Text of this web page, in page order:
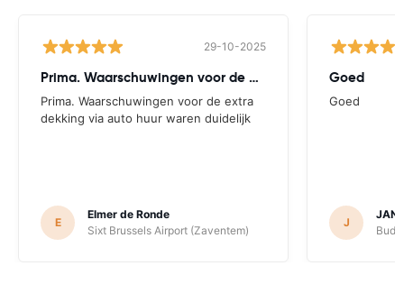
29-10-2025
Prima. Waarschuwingen voor de extra
Prima. Waarschuwingen voor de extra
dekking via auto huur waren duidelijk
E
Elmer de Ronde
Sixt Brussels Airport (Zaventem)
Goed
Goed
J
JAN